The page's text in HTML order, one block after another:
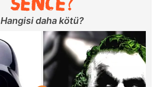
Hangisi daha kötü?